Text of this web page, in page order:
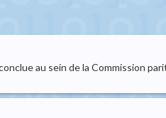
au sein de la Commission